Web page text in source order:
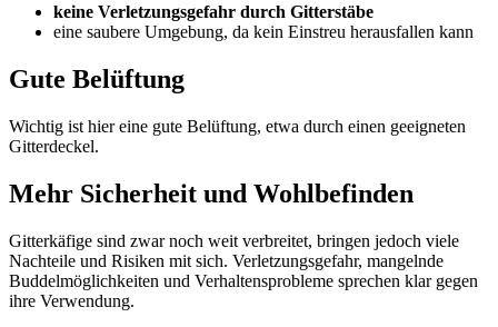
keine Verletzungsgefahr durch Gitterstäbe
eine saubere Umgebung, da kein Einstreu herausfallen kann
Gute Belüftung
Wichtig ist hier eine gute Belüftung, etwa durch einen geeigneten
Gitterdeckel.
Mehr Sicherheit und Wohlbefinden
Gitterkäfige sind zwar noch weit verbreitet, bringen jedoch viele
Nachteile und Risiken mit sich. Verletzungsgefahr, mangelnde
Buddelmöglichkeiten und Verhaltensprobleme sprechen klar gegen
ihre Verwendung.